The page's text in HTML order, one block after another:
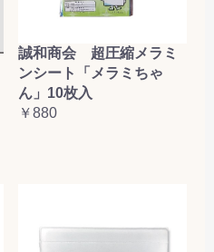
誠和商会 超圧縮メラミ
ンシート「メラミちゃ
ん」10枚入
￥880